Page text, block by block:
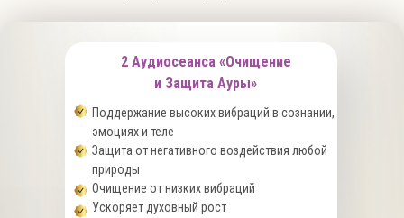
Поддержание высоких вибраций в сознании,
эмоциях и теле
Защита от негативного воздействия любой
природы
Очищение от низких вибраций
Ускоряет духовный рост
2 Аудиосеанса «Очищение
и Защита Ауры»